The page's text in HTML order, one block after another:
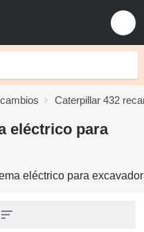
Caterpillar 432
eléctrico para
eléctrico para